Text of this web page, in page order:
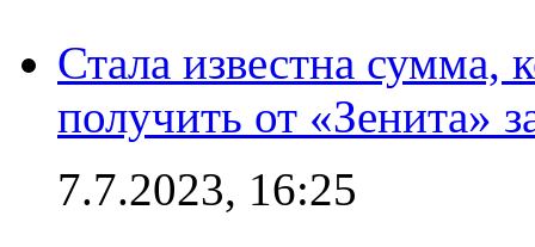
Стала известна сумма,
получить от «Зенита»
7.7.2023, 16:25